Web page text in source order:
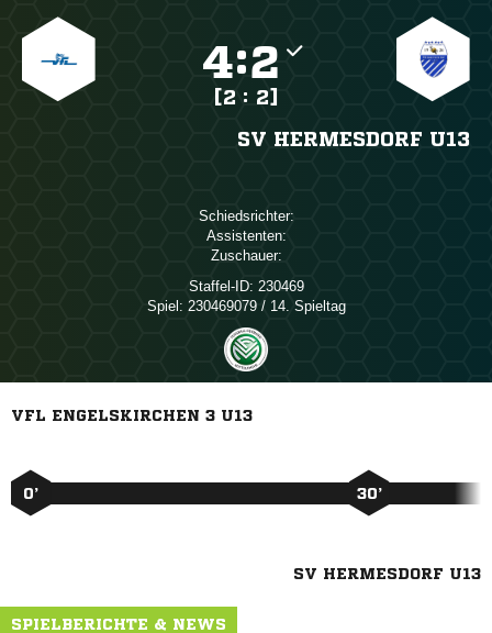
:
[2 : 2]
SV HERMESDORF U13
Schiedsrichter:
Assistenten:
Zuschauer:
Staffel-ID: 230469
Spiel: 230469079 / 14. Spieltag
VFL ENGELSKIRCHEN 3 U13
0’ 30’
SV HERMESDORF U13
SPIELBERICHTE & NEWS